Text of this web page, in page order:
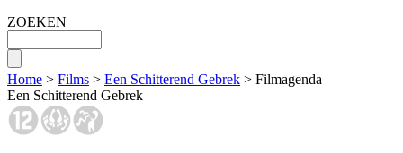
ZOEKEN
Home > Films > Een Schitterend Gebrek > Filmagenda
Een Schitterend Gebrek